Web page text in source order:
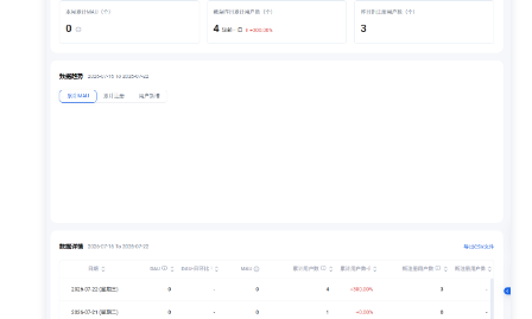
全球应用加速
腾讯云数据仓库 TCHouse-D
腾讯云数据仓库 TCHouse-P
多模态智能数据湖 TCLake
文字识别
人脸融合
知识引擎原子能力
大模型图像创作引擎
腾讯混元大模型
物联网通信
消息队列
消息队列 CKafka 版
消息队列 Pulsar 版
通信服务
邮件推送
实时音视频
媒体直播
媒体点播